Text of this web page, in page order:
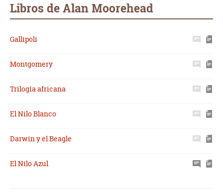
Libros de Alan Moorehead
Gallipoli
Montgomery
Trilogía africana
El Nilo Blanco
Darwin y el Beagle
El Nilo Azul